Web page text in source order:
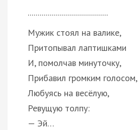
........................................
Мужик стоял на валике,
Притопывал лаптишками
И, помолчав минуточку,
Прибавил громким голосом,
Любуясь на весёлую,
Ревущую толпу:
— Эй…